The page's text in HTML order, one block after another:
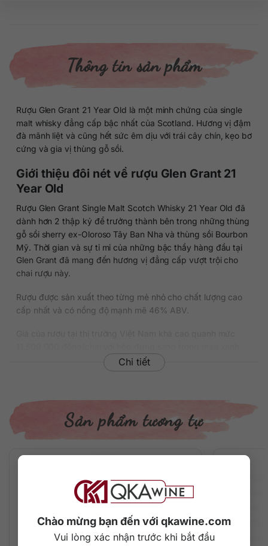
Chào mừng bạn đến với qkawine.com
Vui lòng xác nhận trước khi bắt đầu
Thông tin sản phẩm
Rượu Glen Grant 21 Year Old là một minh chứng của single
malt whisky đẳng cấp bậc nhất của Scotland. Hương vị đậm
đà mãnh liệt và cũng hết sức êm dịu với trái cây chín, kẹo bơ
cứng và gia vị thùng gỗ sồi.
Giới thiệu đôi nét về rượu Glen Grant 21
Year Old
Rượu Glen Grant Single Malt Scotch Whisky 21 Year Old đã
dành hơn 2 thập kỷ để trưởng thành bên trong những thùng
gỗ sồi sherry ex-Oloroso Tây Ban Nha và thùng sồi Bourbon
Mỹ. Thời gian và sự tỉ mỉ của những bậc thầy hàng đầu tại
Glen Grant đã mang đến hương vị đẳng cấp vượt trội cho
chai rượu này.
Rượu được sản xuất theo từng mẻ nhỏ cho chất lượng cao
cấp nhất và có nồng độ mạnh mẽ 46% ABV.
coban hoàng gia thích hợp biếu tặng trong những dịp lễ,
Thông tin chi tiết về rượu
Xuất xứ: Scotland
Vùng sản xuất: Speyside
Phân loại: Single Malt Scotch Whisky
Dung tích: 700 ml
Tuổi rượu: 21 năm
Cách thưởng thức: Uống nguyên chất, thêm đá viên, pha
chế cocktail
Chi tiết
Sản phẩm tương tự